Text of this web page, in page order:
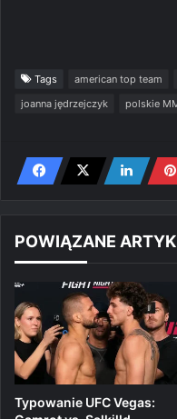
Tags american top team
joanna jędrzejczyk
polskie
POWIĄZANE
Typowanie UFC Vegas: